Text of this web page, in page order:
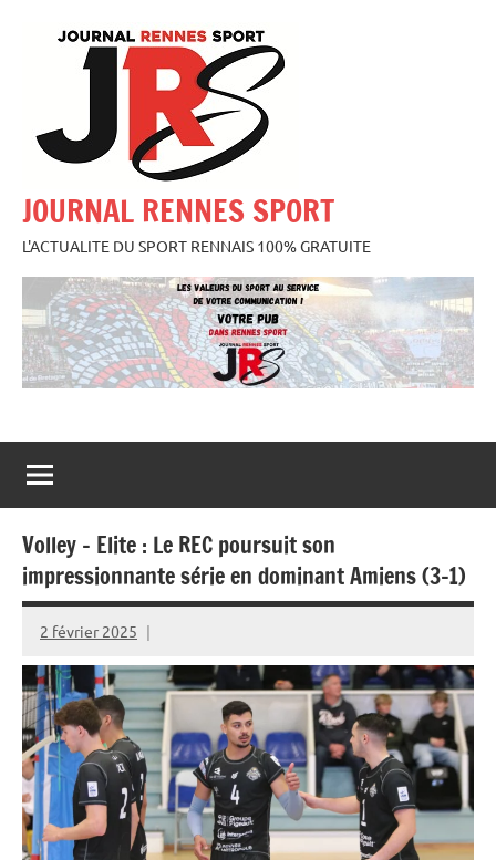
JOURNAL RENNES SPORT
L'ACTUALITE DU SPORT RENNAIS 100% GRATUITE
Volley – Elite : Le REC poursuit son
impressionnante série en dominant Amiens (3-1)
2 février 2025
Rédaction
JRS